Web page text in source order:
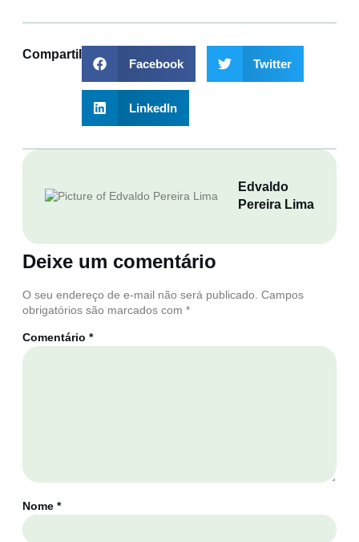
Compartilhar
Facebook Twitter
LinkedIn
Edvaldo
Pereira Lima
Deixe um comentário
O seu endereço de e-mail não será publicado. Campos
obrigatórios são marcados com *
Comentário *
Nome *